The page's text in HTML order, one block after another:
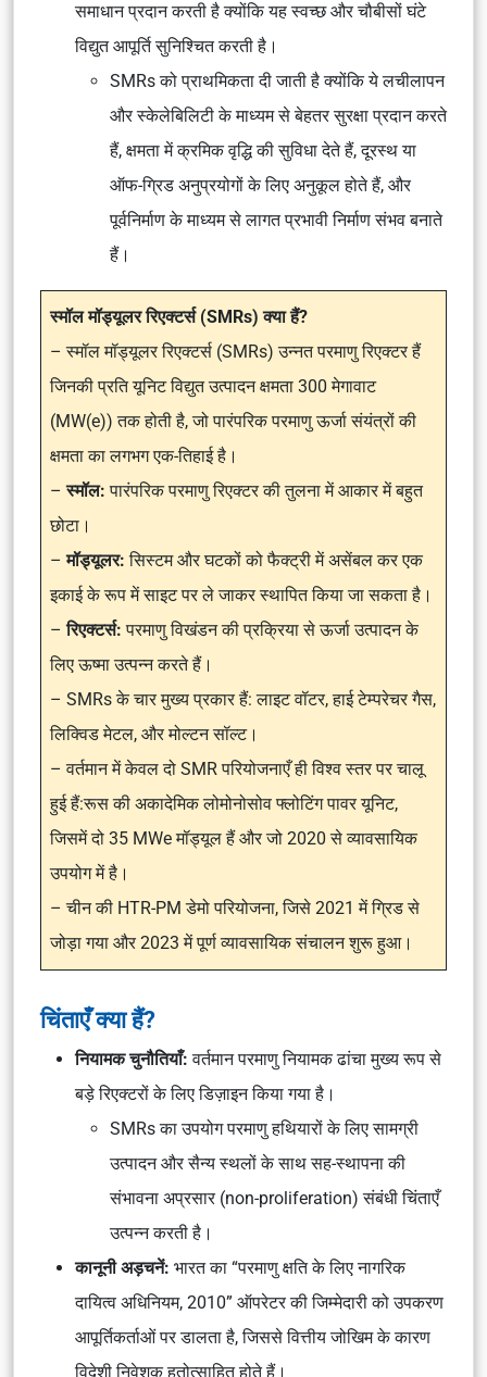
समाधान प्रदान करती है क्योंकि यह स्वच्छ और चौबीसों घंटे
विद्युत आपूर्ति सुनिश्चित करती है।
SMRs को प्राथमिकता दी जाती है क्योंकि ये लचीलापन
और स्केलेबिलिटी के माध्यम से बेहतर सुरक्षा प्रदान करते
हैं, क्षमता में क्रमिक वृद्धि की सुविधा देते हैं, दूरस्थ या
ऑफ-ग्रिड अनुप्रयोगों के लिए अनुकूल होते हैं, और
पूर्वनिर्माण के माध्यम से लागत प्रभावी निर्माण संभव बनाते
हैं।
स्मॉल मॉड्यूलर रिएक्टर्स (SMRs) क्या हैं?
– स्मॉल मॉड्यूलर रिएक्टर्स (SMRs) उन्नत परमाणु रिएक्टर हैं
जिनकी प्रति यूनिट विद्युत उत्पादन क्षमता 300 मेगावाट
(MW(e)) तक होती है, जो पारंपरिक परमाणु ऊर्जा संयंत्रों की
क्षमता का लगभग एक-तिहाई है।
–स्मॉल: पारंपरिक परमाणु रिएक्टर की तुलना में आकार में बहुत
छोटा।
–मॉड्यूलर: सिस्टम और घटकों को फैक्ट्री में असेंबल कर एक
इकाई के रूप में साइट पर ले जाकर स्थापित किया जा सकता है।
–रिएक्टर्स: परमाणु विखंडन की प्रक्रिया से ऊर्जा उत्पादन के
लिए ऊष्मा उत्पन्न करते हैं।
– SMRs के चार मुख्य प्रकार हैं: लाइट वॉटर, हाई टेम्परेचर गैस,
लिक्विड मेटल, और मोल्टन सॉल्ट।
– वर्तमान में केवल दो SMR परियोजनाएँ ही विश्व स्तर पर चालू
हुई हैं:रूस की अकादेमिक लोमोनोसोव फ्लोटिंग पावर यूनिट,
जिसमें दो 35 MWe मॉड्यूल हैं और जो 2020 से व्यावसायिक
उपयोग में है।
– चीन की HTR-PM डेमो परियोजना, जिसे 2021 में ग्रिड से
जोड़ा गया और 2023 में पूर्ण व्यावसायिक संचालन शुरू हुआ।
चिंताएँ क्या हैं?
नियामक चुनौतियाँ: वर्तमान परमाणु नियामक ढांचा मुख्य रूप से
बड़े रिएक्टरों के लिए डिज़ाइन किया गया है।
SMRs का उपयोग परमाणु हथियारों के लिए सामग्री
उत्पादन और सैन्य स्थलों के साथ सह-स्थापना की
संभावना अप्रसार (non-proliferation) संबंधी चिंताएँ
उत्पन्न करती है।
कानूनी अड़चनें: भारत का “परमाणु क्षति के लिए नागरिक
दायित्व अधिनियम, 2010” ऑपरेटर की जिम्मेदारी को उपकरण
आपूर्तिकर्ताओं पर डालता है, जिससे वित्तीय जोखिम के कारण
विदेशी निवेशक हतोत्साहित होते हैं।